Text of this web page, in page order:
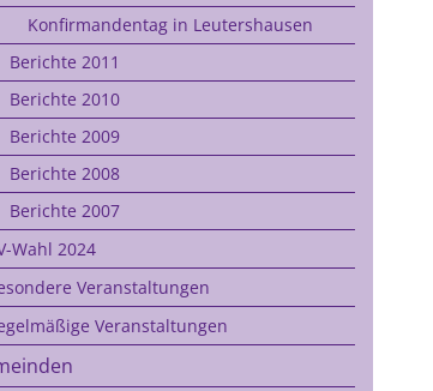
Konfirmandentag in Leutershausen
Berichte 2011
Berichte 2010
Berichte 2009
Berichte 2008
Berichte 2007
Wahl 2024
Veranstaltungen
Veranstaltungen